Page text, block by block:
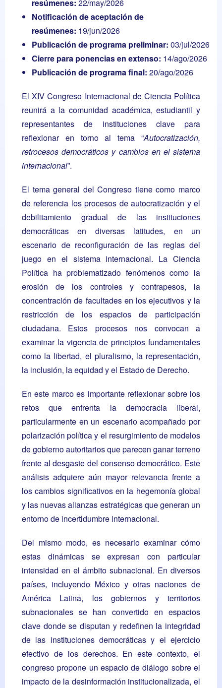
resúmenes: 22/may/2026
Notificación de aceptación de
resúmenes: 19/jun/2026
Publicación de programa preliminar: 03/jul/2026
Cierre para ponencias en extenso: 14/ago/2026
Publicación de programa final: 20/ago/2026
El XIV Congreso Internacional de Ciencia Política
reunirá a la comunidad académica, estudiantil y
representantes de instituciones clave para
reflexionar en torno al tema “Autocratización,
retrocesos democráticos y cambios en el sistema
internacional”.
El tema general del Congreso tiene como marco
de referencia los procesos de autocratización y el
debilitamiento gradual de las instituciones
democráticas en diversas latitudes, en un
escenario de reconfiguración de las reglas del
juego en el sistema internacional. La Ciencia
Política ha problematizado fenómenos como la
erosión de los controles y contrapesos, la
concentración de facultades en los ejecutivos y la
restricción de los espacios de participación
ciudadana. Estos procesos nos convocan a
examinar la vigencia de principios fundamentales
como la libertad, el pluralismo, la representación,
la inclusión, la equidad y el Estado de Derecho.
En este marco es importante reflexionar sobre los
retos que enfrenta la democracia liberal,
particularmente en un escenario acompañado por
polarización política y el resurgimiento de modelos
de gobierno autoritarios que parecen ganar terreno
frente al desgaste del consenso democrático. Este
análisis adquiere aún mayor relevancia frente a
los cambios significativos en la hegemonía global
y las nuevas alianzas estratégicas que generan un
entorno de incertidumbre internacional.
Del mismo modo, es necesario examinar cómo
estas dinámicas se expresan con particular
intensidad en el ámbito subnacional. En diversos
países, incluyendo México y otras naciones de
América Latina, los gobiernos y territorios
subnacionales se han convertido en espacios
clave donde se disputan y redefinen la integridad
de las instituciones democráticas y el ejercicio
efectivo de los derechos. En este contexto, el
congreso propone un espacio de diálogo sobre el
impacto de la desinformación institucionalizada, el